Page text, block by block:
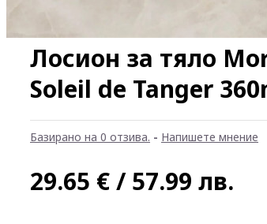
Лосион за тяло
Soleil de Tanger
Базирано на 0 отзива. - Напишете мнение
29.65 € / 57.99 лв.